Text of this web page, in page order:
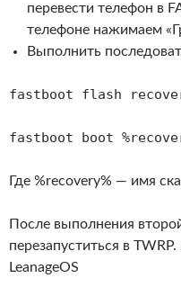
перевести телефон в
телефоне нажимаем
Выполнить
fastboot flash
fastboot boot
Где %recovery% — имя
После выполнения
перезапуститься в
LeanageOS